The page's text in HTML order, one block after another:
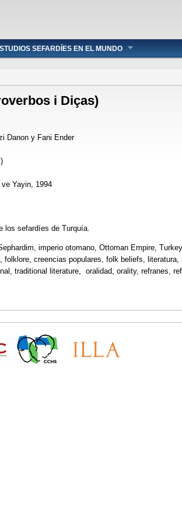
SEFARDÍES EN EL MUNDO
i Diças)
Danon y Fani Ender
Yayin, 1994
los sefardíes de Turquía.
imperio otomano, Ottoman Empire,
creencias populares, folk beliefs, literatura,
traditional literature, oralidad, orality, refranes,